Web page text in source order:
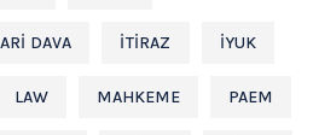
DAVA ITIRAZ IYUK
LAW MAHKEME PAEM